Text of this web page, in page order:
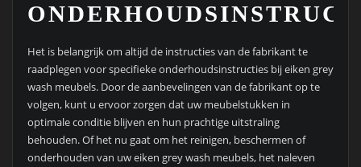
Het is belangrijk om altijd de instructies van de fabrikant te
raadplegen voor specifieke onderhoudsinstructies bij eiken grey
wash meubels. Door de aanbevelingen van de fabrikant op te
volgen, kunt u ervoor zorgen dat uw meubelstukken in
optimale conditie blijven en hun prachtige uitstraling
behouden. Of het nu gaat om het reinigen, beschermen of
onderhouden van uw eiken grey wash meubels, het naleven